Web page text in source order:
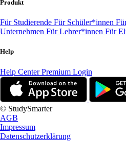
Produkt
Für Studierende Für Schüler*innen
Unternehmen Für Lehrer*innen Für
Help
Help CenterPremium Login
© StudySmarter
AGB
Impressum
Datenschutzerklärung